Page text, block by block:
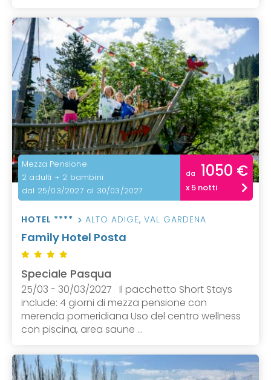
Mezza Pensione
2 adulti + 2 bambini
dal 25/03/2027 al 30/03/2027
da 1050 €
x 5 notti
HOTEL **** ALTO ADIGE, VAL GARDENA
Family Hotel Posta
Speciale Pasqua
25/03 - 30/03/2027 Il pacchetto Short Stays
include: 4 giorni di mezza pensione con
merenda pomeridiana Uso del centro wellness
con piscina, area saune ...